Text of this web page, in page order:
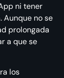
ni tener
no se
prolongada
a que se
los